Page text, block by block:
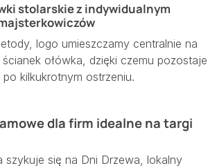
stolarskie z indywidualnym
logo umieszczamy centralnie na
ścianek ołówka, dzięki czemu pozostaje
kilkukrotnym ostrzeniu.
dla firm idealne na targi
szykuje się na Dni Drzewa, lokalny